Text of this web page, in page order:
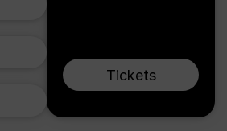
Tickets